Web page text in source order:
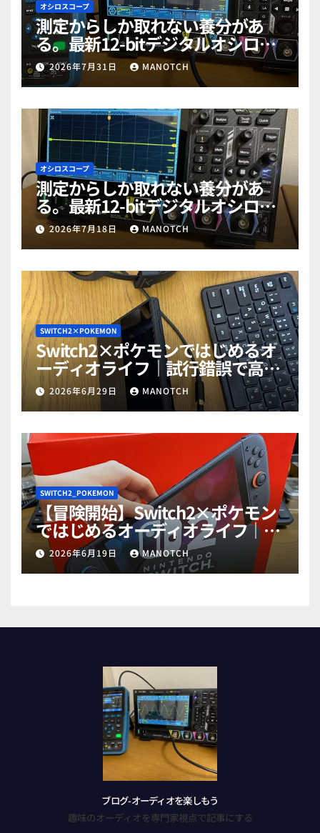
オシロスコープ
測定からしか取れない養分があ
る。最新12-bitデジタルオシロス
コープ「RIGOL MHO984」で勉強
だぜ！part2
2026年7月31日 MANOTCH
オシロスコープ
測定からしか取れない養分があ
る。最新12-bitデジタルオシロス
コープ「RIGOL MHO984」で勉強
だぜ！part1
2026年7月18日 MANOTCH
SWITCH2×POKEMON
Switch2×ポケモンではじめるオ
ーディオライフ｜試行錯誤で高音
質ゲットだぜ！part2
2026年6月29日 MANOTCH
SWITCH2_POKEMON
【冒険開始】Switch2×ポケモン
ではじめるオーディオライフ｜試
行錯誤で高音質ゲットだぜ！
part1
2026年6月19日 MANOTCH
ブログ-オーディオを楽しもう
趣味のオーディオを専門家視点で記事にする